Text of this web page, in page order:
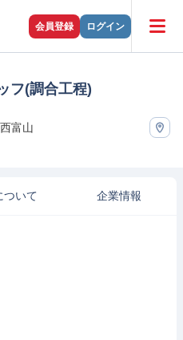
会員登録 ログイン
フ(調合工程)
富山
ついて 企業情報